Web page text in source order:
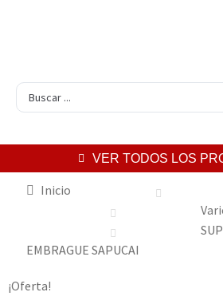
VER TODOS LOS
Inicio
EMBRAGUE SAPUCAI
¡Oferta!